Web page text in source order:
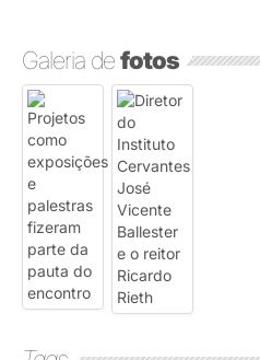
Galeria defotos